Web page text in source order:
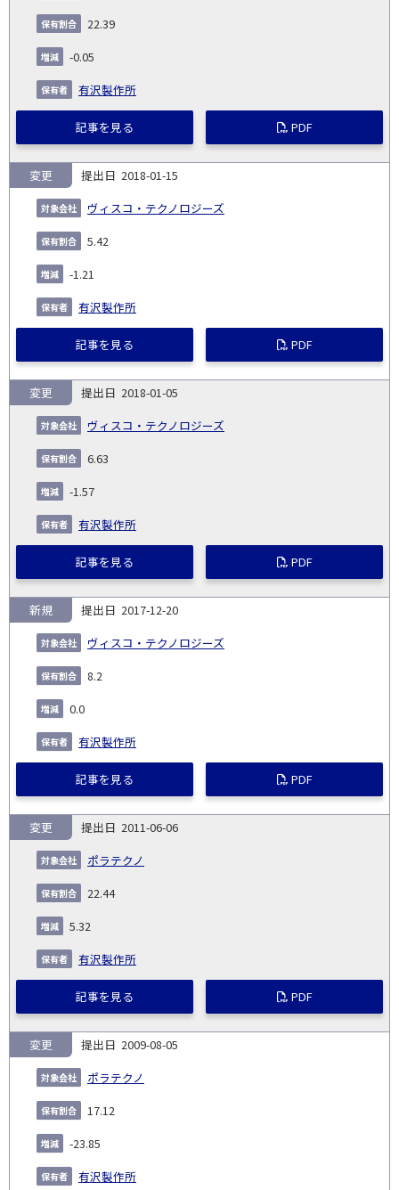
22.39
-0.05
有沢製作所
記事を見る PDF
2018-01-15
ヴィスコ・テクノロジーズ
変更
5.42
-1.21
有沢製作所
記事を見る PDF
2018-01-05
ヴィスコ・テクノロジーズ
変更
6.63
-1.57
有沢製作所
記事を見る PDF
2017-12-20
ヴィスコ・テクノロジーズ
新規
8.2
0.0
有沢製作所
記事を見る PDF
2011-06-06
ポラテクノ
変更
22.44
5.32
有沢製作所
記事を見る PDF
2009-08-05
ポラテクノ
変更
17.12
-23.85
有沢製作所